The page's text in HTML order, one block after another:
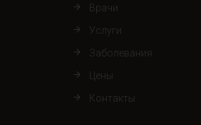
Врачи
Услуги
Заболевания
Цены
Контакты